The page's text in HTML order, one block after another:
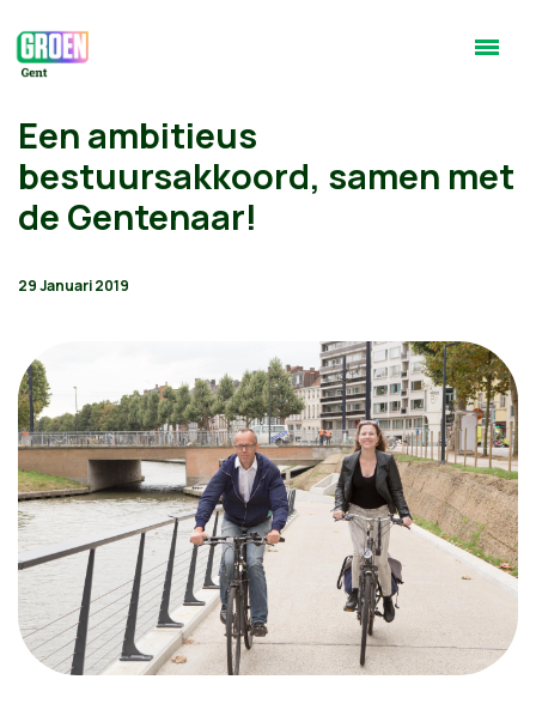
Een ambitieus
bestuursakkoord, samen met
de Gentenaar!
29 Januari 2019